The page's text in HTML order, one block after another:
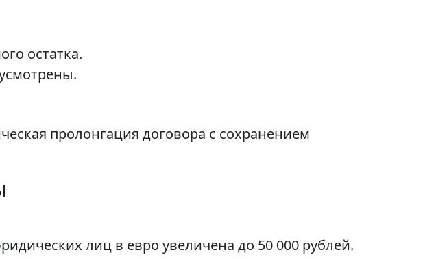
остатка.
пролонгация договора с сохранением
лиц в евро увеличена до 50 000 рублей.